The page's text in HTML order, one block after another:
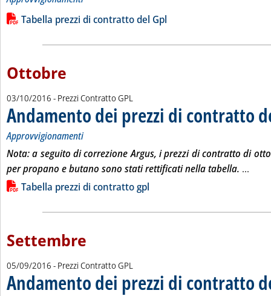
Leggi tutta la notizia: 'Andamento dei prezzi di contratto del
Lista allegati PDF alla notizia
Tabella prezzi di contratto del Gpl
Ottobre
03/10/2016 - Prezzi Contratto GPL
Andamento dei prezzi di contratto
Approvvigionamenti
Nota: a seguito di correzione Argus, i prezzi di contratto di
per propano e butano sono stati rettificati nella tabella. ...
Lista allegati PDF alla notizia
Tabella prezzi di contratto gpl
Settembre
05/09/2016 - Prezzi Contratto GPL
Andamento dei prezzi di contratto